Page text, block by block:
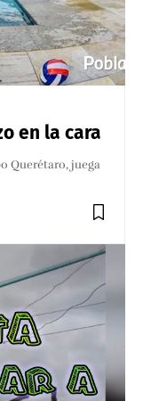
en la cara
Querétaro, juega